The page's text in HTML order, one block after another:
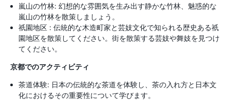
嵐山の竹林: 幻想的な雰囲気を生み出す静かな竹林、魅惑的な
嵐山の竹林を散策しましょう。
祇園地区 : 伝統的な木造町家と芸妓文化で知られる歴史ある祇
園地区を散策してください。街を散策する芸妓や舞妓を見つけ
てください。
京都でのアクティビティ
茶道体験: 日本の伝統的な茶道を体験し、茶の入れ方と日本文
化におけるその重要性について学びます。